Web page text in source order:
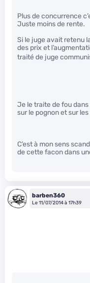
Plus de concurrence
Juste moins de rente.
Si le juge avait retenu
des prix et
traité de juge
Je le traite de fou dans
sur le pognon et sur
C’est à mon sens
de cette facon dans
barben360
Le 11/07/2014 à 17h39